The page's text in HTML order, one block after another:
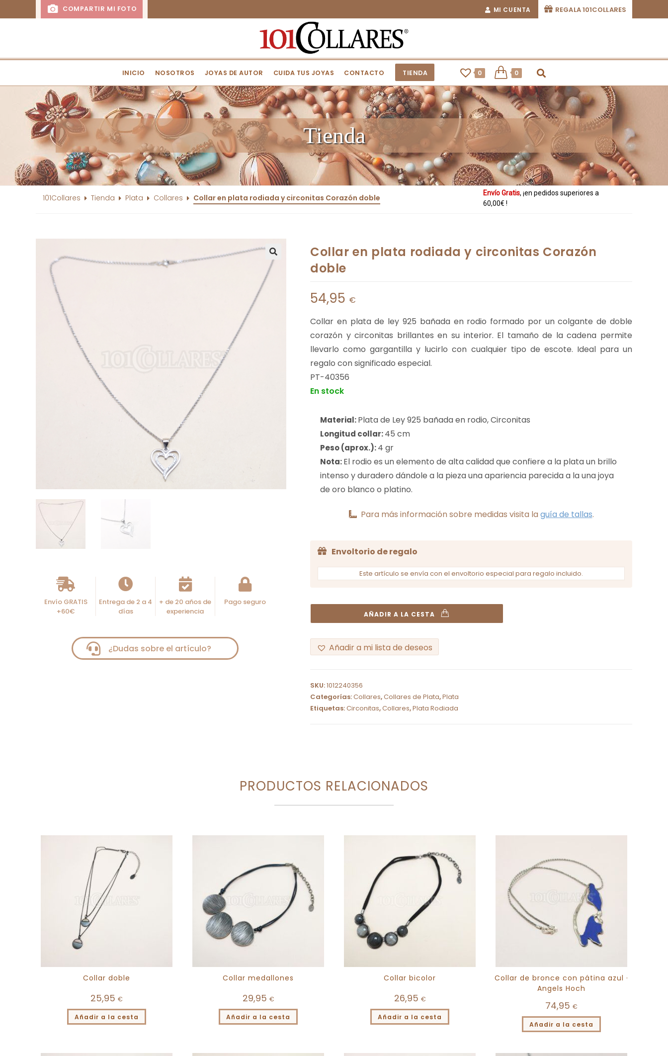
MI CUENTA REGALA 101COLLARES
COMPARTIR MI FOTO
INICIO NOSOTROS JOYAS DE AUTOR CUIDA TUS JOYAS CONTACTO TIENDA 0 0
Tienda
101Collares Tienda Plata Collares Collar en plata rodiada y circonitas Corazón doble
Ahora también, ¡paga con
desde tu
smartphone!
Collar en plata rodiada y circonitas Corazón
doble
54,95 €
Collar en plata de ley 925 bañada en rodio formado por un colgante de doble
corazón y circonitas brillantes en su interior. El tamaño de la cadena permite
llevarlo como gargantilla y lucirlo con cualquier tipo de escote. Ideal para un
regalo con significado especial.
PT-40356
En stock
Material:Plata de Ley 925 bañada en rodio, Circonitas
Longitud collar:45 cm
Peso (aprox.):4 gr
Nota:El rodio es un elemento de alta calidad que confiere a la plata un brillo
intenso y duradero dándole a la pieza una apariencia parecida a la una joya
de oro blanco o platino.
Para más información sobre medidas visita laguía de tallas.
Envoltorio de regalo
Este artículo se envía con el envoltorio especial para regalo incluido.
AÑADIR A LA CESTA
Añadir a mi lista de deseos
t
e
v
SKU:1012240356
Categorías:Collares,Collares de Plata,Plata
Etiquetas:Circonitas,Collares,Plata Rodiada
Envío GRATIS
+60€
Entrega de 2 a 4
días
+ de 20 años de
experiencia
Pago seguro
PRODUCTOS RELACIONADOS
Collar doble
25,95 €
Añadir a la cesta
Collar medallones
29,95 €
Añadir a la cesta
Collar bicolor
26,95 €
Añadir a la cesta
Collar de bronce con pátina azul ·
Angels Hoch
74,95 €
Añadir a la cesta